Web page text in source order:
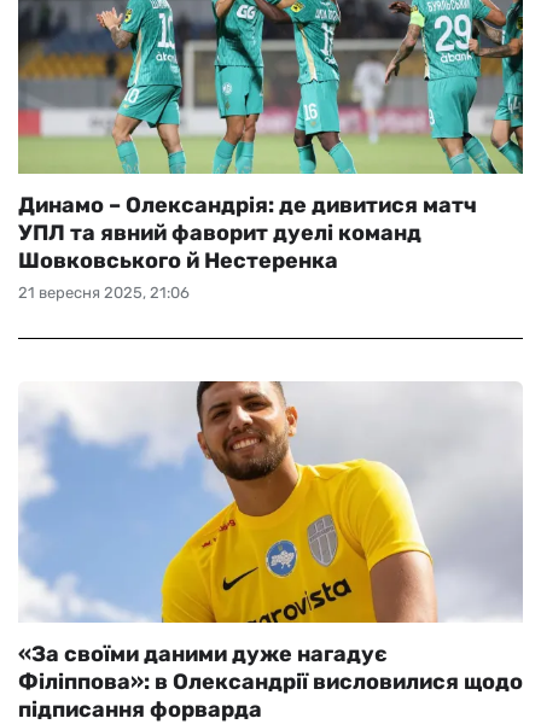
21 вересня 2025, 21:06
Динамо – Олександрія: де дивитися матч
УПЛ та явний фаворит дуелі команд
Шовковського й Нестеренка
«За своїми даними дуже нагадує
Філіппова»: в Олександрії висловилися щодо
підписання форварда